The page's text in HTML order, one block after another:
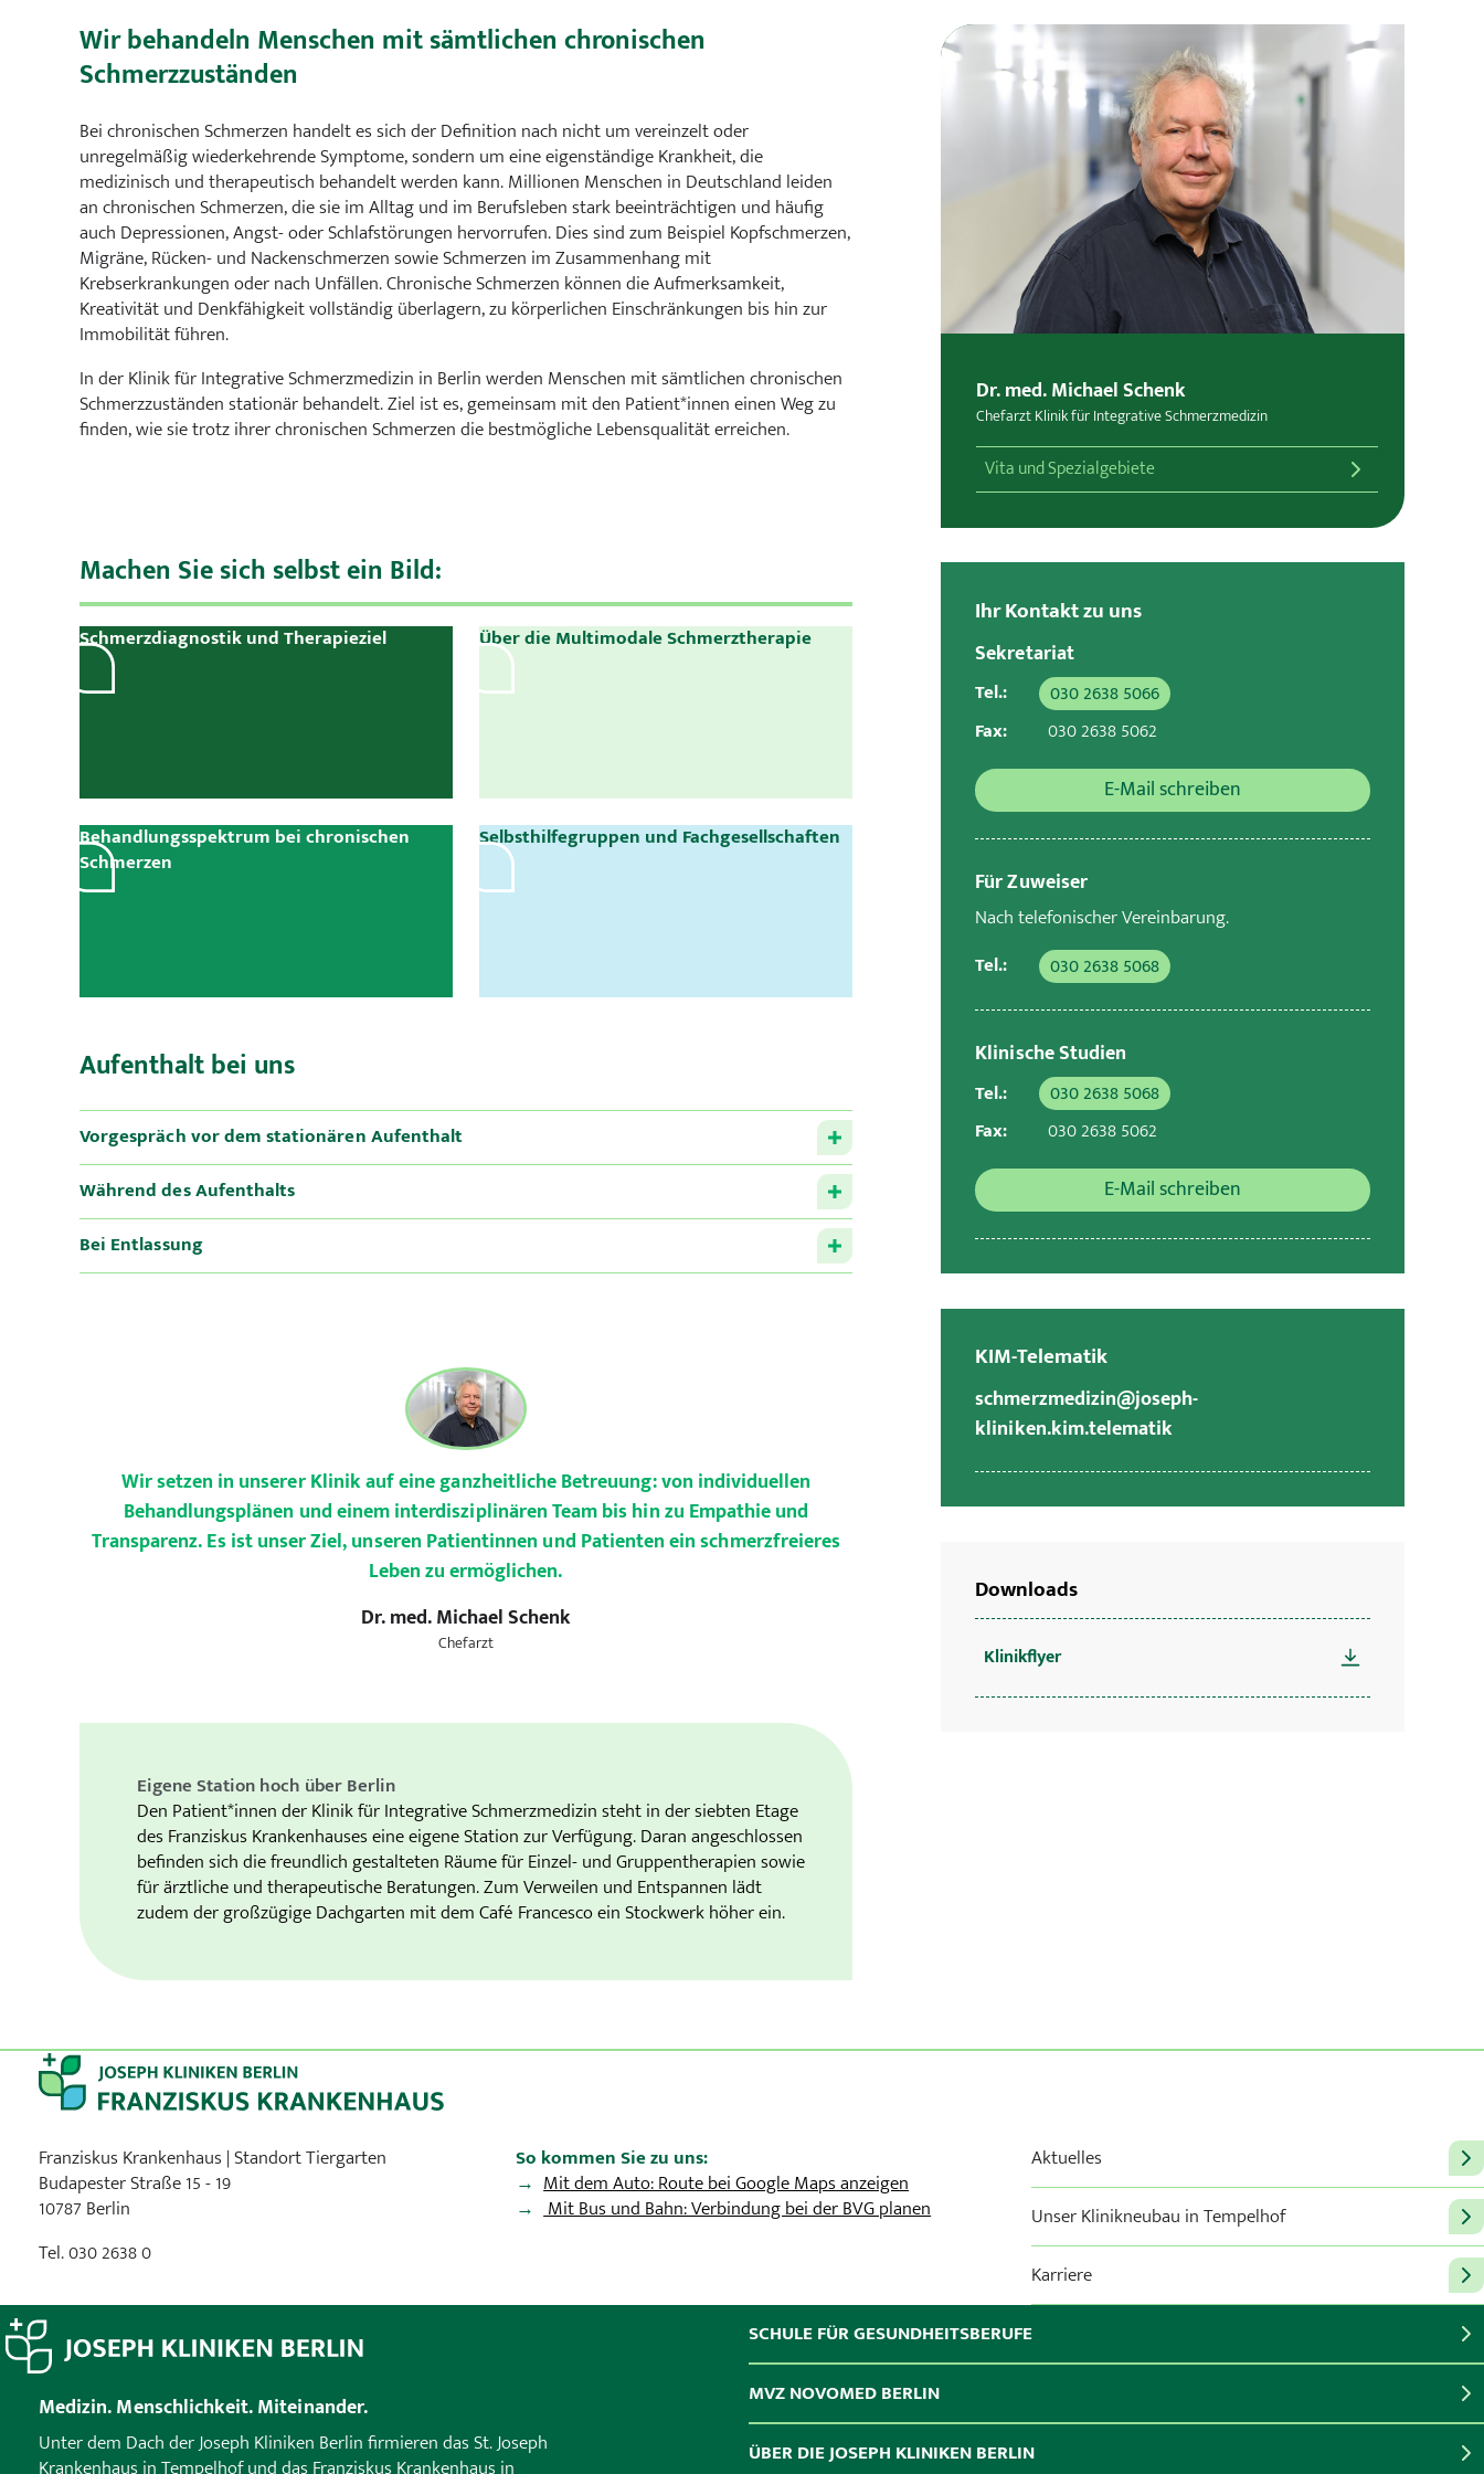
Wir behandeln Menschen mit sämtlichen chronischen
Schmerzzuständen
Bei chronischen Schmerzen handelt es sich der Definition nach nicht um vereinzelt oder
unregelmäßig wiederkehrende Symptome, sondern um eine eigenständige Krankheit, die
medizinisch und therapeutisch behandelt werden kann. Millionen Menschen in Deutschland leiden
an chronischen Schmerzen, die sie im Alltag und im Berufsleben stark beeinträchtigen und häufig
auch Depressionen, Angst- oder Schlafstörungen hervorrufen. Dies sind zum Beispiel Kopfschmerzen,
Migräne, Rücken- und Nackenschmerzen sowie Schmerzen im Zusammenhang mit
Krebserkrankungen oder nach Unfällen. Chronische Schmerzen können die Aufmerksamkeit,
Kreativität und Denkfähigkeit vollständig überlagern, zu körperlichen Einschränkungen bis hin zur
Immobilität führen.
In der Klinik für Integrative Schmerzmedizin in Berlin werden Menschen mit sämtlichen chronischen
Schmerzzuständen stationär behandelt. Ziel ist es, gemeinsam mit den Patient*innen einen Weg zu
finden, wie sie trotz ihrer chronischen Schmerzen die bestmögliche Lebensqualität erreichen.
Machen Sie sich selbst ein Bild:
Schmerzdiagnostik und Therapieziel Über die Multimodale Schmerztherapie
Behandlungsspektrum bei chronischen
Schmerzen
Selbsthilfegruppen und Fachgesellschaften
Aufenthalt bei uns
Vorgespräch vor dem stationären Aufenthalt
Während des Aufenthalts
Bei Entlassung
Wir setzen in unserer Klinik auf eine ganzheitliche Betreuung: von individuellen
Behandlungsplänen und einem interdisziplinären Team bis hin zu Empathie und
Transparenz. Es ist unser Ziel, unseren Patientinnen und Patienten ein schmerzfreieres
Leben zu ermöglichen.
Dr. med. Michael Schenk
Chefarzt
Eigene Station hoch über Berlin
Den Patient*innen der Klinik für Integrative Schmerzmedizin steht in der siebten Etage
des Franziskus Krankenhauses eine eigene Station zur Verfügung. Daran angeschlossen
befinden sich die freundlich gestalteten Räume für Einzel- und Gruppentherapien sowie
für ärztliche und therapeutische Beratungen. Zum Verweilen und Entspannen lädt
zudem der großzügige Dachgarten mit dem Café Francesco ein Stockwerk höher ein.
Dr. med. Michael Schenk
Chefarzt Klinik für Integrative Schmerzmedizin
Vita und Spezialgebiete
Ihr Kontakt zu uns
Sekretariat
Tel.:
030 2638 5066
Fax:
030 2638 5062
E-Mail schreiben
Für Zuweiser
Nach telefonischer Vereinbarung.
Tel.:
030 2638 5068
Klinische Studien
Tel.:
030 2638 5068
Fax:
030 2638 5062
E-Mail schreiben
KIM-Telematik
schmerzmedizin@joseph-
kliniken.kim.telematik
Downloads
Klinikflyer
Franziskus Krankenhaus | Standort Tiergarten
Budapester Straße 15 - 19
10787 Berlin
Tel. 030 2638 0
So kommen Sie zu uns:
Mit dem Auto: Route bei Google Maps anzeigen
Mit Bus und Bahn: Verbindung bei der BVG planen
Aktuelles
Unser Klinikneubau in Tempelhof
Karriere
Medizin. Menschlichkeit. Miteinander.
Unter dem Dach der Joseph Kliniken Berlin firmieren das St. Joseph
SCHULE FÜR GESUNDHEITSBERUFE
MVZ NOVOMED BERLIN
ÜBER DIE JOSEPH KLINIKEN BERLIN